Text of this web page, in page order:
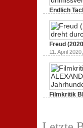
Endlich
19. Mai 2020,
Freud
11. April 2020,
Filmkritik